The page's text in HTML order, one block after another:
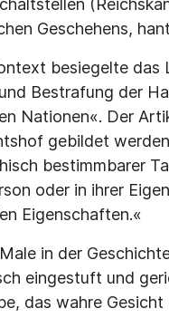
Geschehens,
besiegelte
Bestrafung der
Nationen«. Der
gebildet
bestimmbarer
oder in ihrer
Eigenschaften.«
in der
eingestuft und
das wahre